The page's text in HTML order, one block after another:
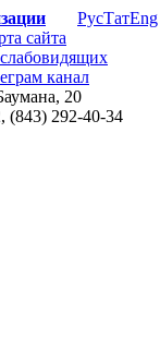
РусТатEng
20
(843) 292-40-34